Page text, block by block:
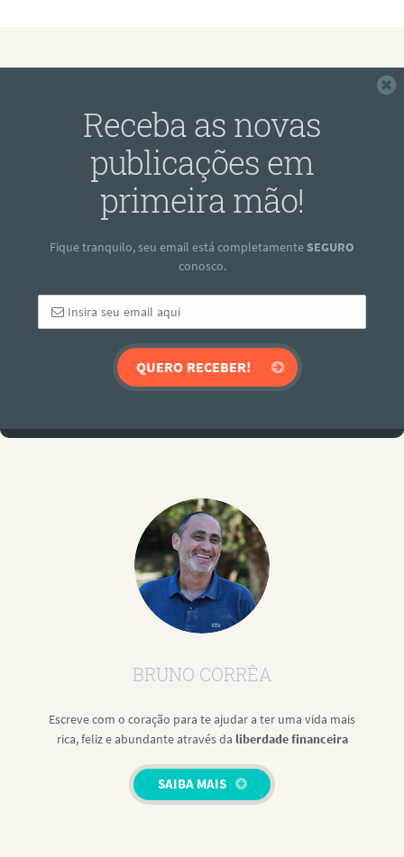
Receba as novas
publicações em
primeira mão!
Fique tranquilo, seu email está completamenteSEGURO
conosco.
BRUNO CORRÊA
Escreve com o coração para te ajudar a ter uma vida mais
rica, feliz e abundante através da liberdade financeira
SAIBA MAIS